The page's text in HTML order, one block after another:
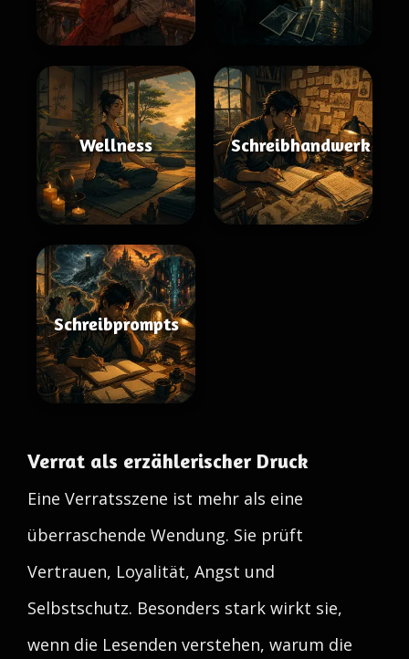
Wellness Schreibhandwerk
Schreibprompts
Verrat als erzählerischer Druck
Eine Verratsszene ist mehr als eine
überraschende Wendung. Sie prüft
Vertrauen, Loyalität, Angst und
Selbstschutz. Besonders stark wirkt sie,
wenn die Lesenden verstehen, warum die